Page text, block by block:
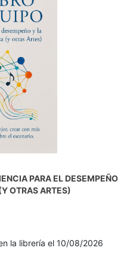
PARA EL DESEMPEÑO
OTRAS ARTES)
la librería el 10/08/2026